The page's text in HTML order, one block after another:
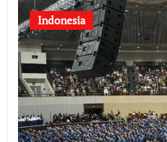
Indonesia